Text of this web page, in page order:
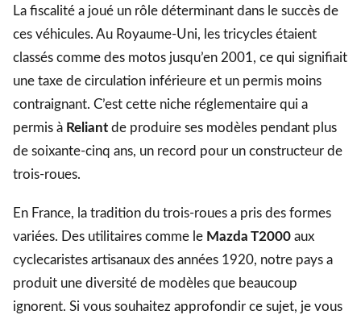
La fiscalité a joué un rôle déterminant dans le succès de
ces véhicules. Au Royaume-Uni, les tricycles étaient
classés comme des motos jusqu’en 2001, ce qui signifiait
une taxe de circulation inférieure et un permis moins
contraignant. C’est cette niche réglementaire qui a
permis à Reliant de produire ses modèles pendant plus
de soixante-cinq ans, un record pour un constructeur de
trois-roues.
En France, la tradition du trois-roues a pris des formes
variées. Des utilitaires comme le Mazda T2000 aux
cyclecaristes artisanaux des années 1920, notre pays a
produit une diversité de modèles que beaucoup
ignorent. Si vous souhaitez approfondir ce sujet, je vous